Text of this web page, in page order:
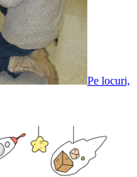
Pe locuri,